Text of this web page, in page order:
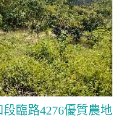
臨路4276優質農地